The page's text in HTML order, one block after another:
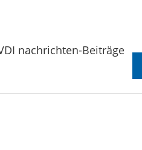
nachrichten-Beiträge